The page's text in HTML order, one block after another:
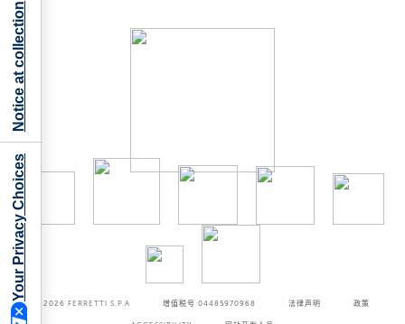
©2026 FERRETTI S.P.A 增值税号 04485970968 法律声明 政策
Your Privacy Choices
Notice at collection